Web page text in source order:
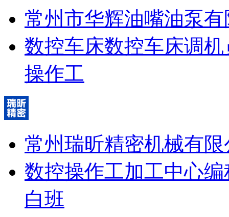
常州市华辉油嘴油泵
数控车床数控车床调机
操作工
常州瑞昕精密机械有限
数控操作工加工中心
白班